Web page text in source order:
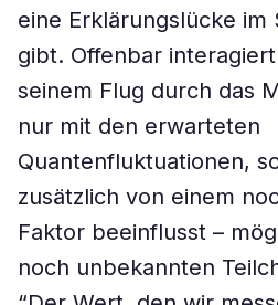
eine Erklärungslücke im
gibt. Offenbar
seinem Flug durch das
nur mit den erwarteten
Quantenfluktuationen,
zusätzlich von einem
Faktor beeinflusst –
noch unbekannten